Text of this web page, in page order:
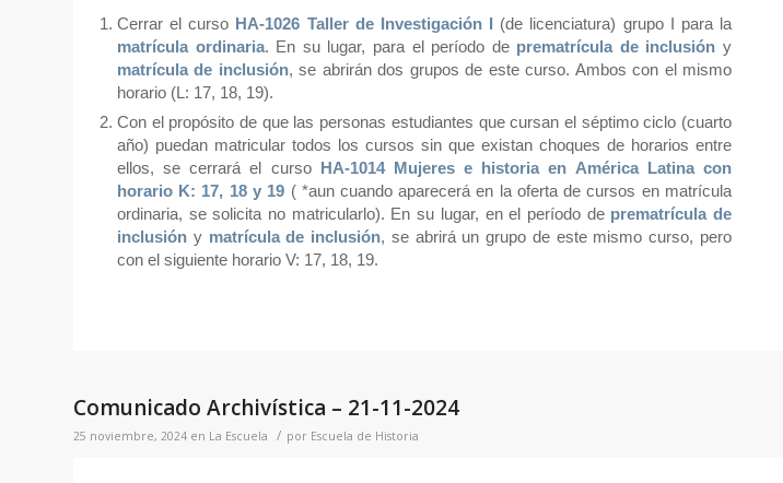
Cerrar el curso HA-1026 Taller de Investigación I (de licenciatura) grupo I para la
matrícula ordinaria. En su lugar, para el período de prematrícula de inclusión y
matrícula de inclusión, se abrirán dos grupos de este curso. Ambos con el mismo
horario (L: 17, 18, 19).
Con el propósito de que las personas estudiantes que cursan el séptimo ciclo (cuarto
año) puedan matricular todos los cursos sin que existan choques de horarios entre
ellos, se cerrará el curso HA-1014 Mujeres e historia en América Latina con
horario K: 17, 18 y 19 ( *aun cuando aparecerá en la oferta de cursos en matrícula
ordinaria, se solicita no matricularlo). En su lugar, en el período de prematrícula de
inclusión y matrícula de inclusión, se abrirá un grupo de este mismo curso, pero
con el siguiente horario V: 17, 18, 19.
Comunicado Archivística – 21-11-2024
25 noviembre, 2024 en La Escuela / por Escuela de Historia